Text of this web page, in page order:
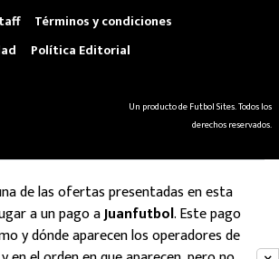
Términos y condiciones
Política Editorial
Un producto de Futbol Sites. Todos los
derechos reservados.
de las ofertas presentadas en esta
a un pago aJuanfutbol. Este pago
y dónde aparecen los operadores de